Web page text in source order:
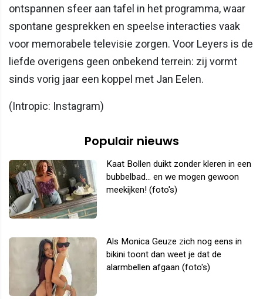
ontspannen sfeer aan tafel in het programma, waar
spontane gesprekken en speelse interacties vaak
voor memorabele televisie zorgen. Voor Leyers is de
liefde overigens geen onbekend terrein: zij vormt
sinds vorig jaar een koppel met Jan Eelen.
(Intropic: Instagram)
Populair nieuws
Kaat Bollen duikt zonder kleren in een
bubbelbad... en we mogen gewoon
meekijken! (foto's)
Als Monica Geuze zich nog eens in
bikini toont dan weet je dat de
alarmbellen afgaan (foto's)